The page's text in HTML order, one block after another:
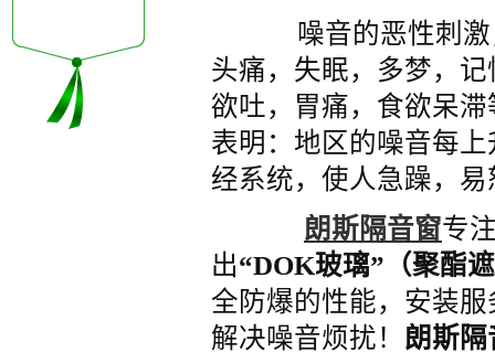
噪音的恶性刺激，
头痛，失眠，多梦，
欲吐，胃痛，食欲呆
表明：地区的噪音每
经系统，使人急躁，
朗斯隔音窗专
出“DOK玻璃”（聚酯
全防爆的性能，安装
解决噪音烦扰！ 朗斯